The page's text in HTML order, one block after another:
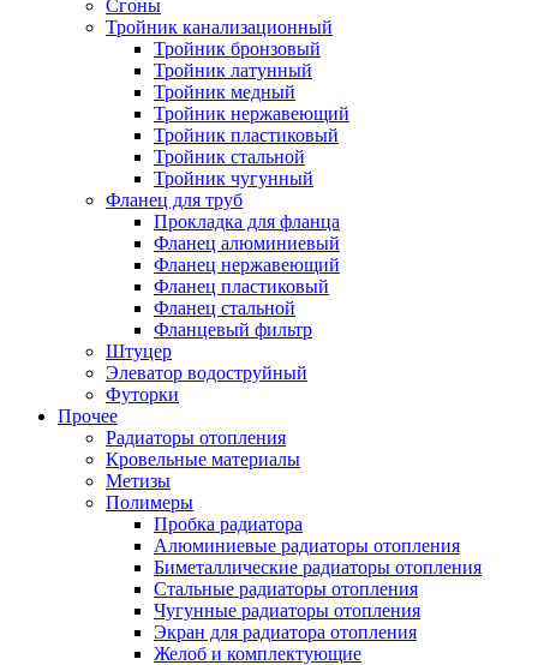
Сгоны
Тройник канализационный
Тройник бронзовый
Тройник латунный
Тройник медный
Тройник нержавеющий
Тройник пластиковый
Тройник стальной
Тройник чугунный
Фланец для труб
Прокладка для фланца
Фланец алюминиевый
Фланец нержавеющий
Фланец пластиковый
Фланец стальной
Фланцевый фильтр
Штуцер
Элеватор водоструйный
Футорки
Прочее
Радиаторы отопления
Кровельные материалы
Метизы
Полимеры
Пробка радиатора
Алюминиевые радиаторы отопления
Биметаллические радиаторы отопления
Стальные радиаторы отопления
Чугунные радиаторы отопления
Экран для радиатора отопления
Желоб и комплектующие